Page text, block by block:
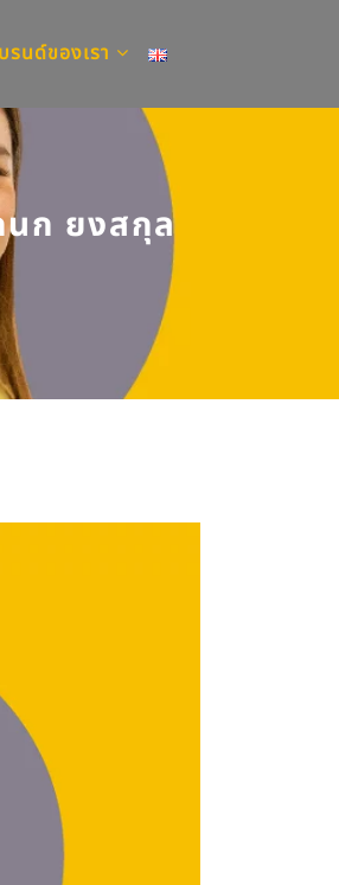
รนด์ของเรา
นก ยงสกุล